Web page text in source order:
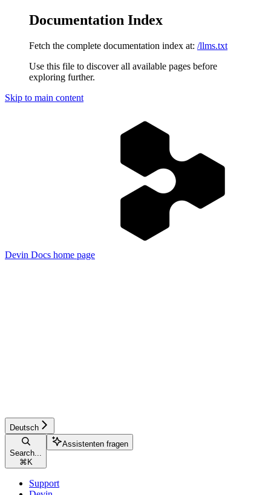
Documentation Index
Fetch the complete documentation index at: /llms.txt
Use this file to discover all available pages before
exploring further.
Skip to main content
Devin Docs home page
Deutsch
Search...
⌘ K
Assistenten fragen
Support